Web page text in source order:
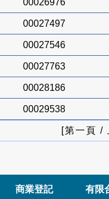
00026976
00027497
00027546
00027763
00028186
00029538
[第一頁 /
商業登記 有限